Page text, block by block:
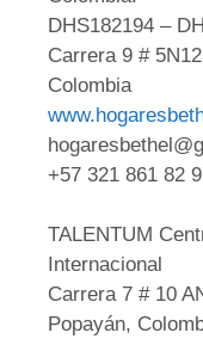
DHS182194 –
Carrera 9 #
Colombia
+57 321 861 82
TALENTUM
Internacional
Carrera 7 # 10
Popayán,